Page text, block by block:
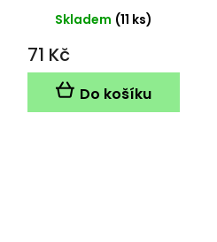
Skladem (11 ks)
71 Kč
Do košíku